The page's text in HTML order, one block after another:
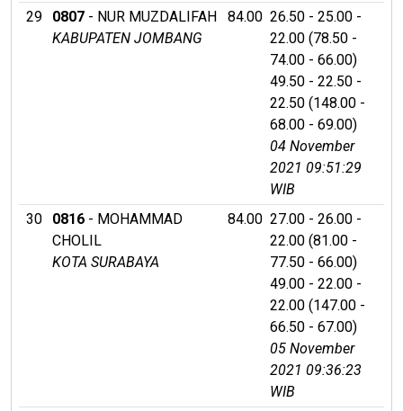
29
0807 - NUR MUZDALIFAH
KABUPATEN JOMBANG
84.00 26.50 - 25.00 -
22.00 (78.50 -
74.00 - 66.00)
49.50 - 22.50 -
22.50 (148.00 -
68.00 - 69.00)
04 November
2021 09:51:29
WIB
30
0816 - MOHAMMAD
CHOLIL
KOTA SURABAYA
84.00 27.00 - 26.00 -
22.00 (81.00 -
77.50 - 66.00)
49.00 - 22.00 -
22.00 (147.00 -
66.50 - 67.00)
05 November
2021 09:36:23
WIB